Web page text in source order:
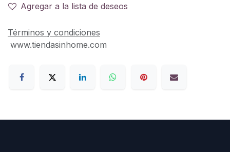
Agregar a la lista de deseos
Términos y condiciones
www.tiendasinhome.com